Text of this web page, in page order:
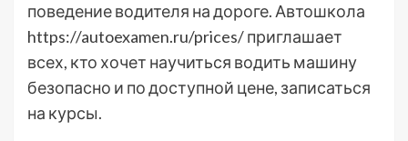
поведение водителя на дороге. Автошкола
https://autoexamen.ru/prices/ приглашает
всех, кто хочет научиться водить машину
безопасно и по доступной цене, записаться
на курсы.